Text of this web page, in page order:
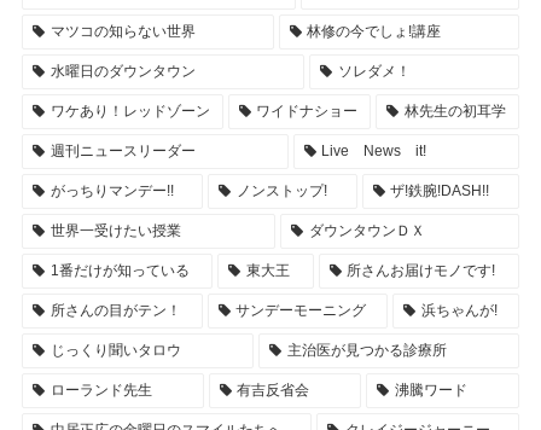
マツコの知らない世界 林修の今でしょ!講座
水曜日のダウンタウン ソレダメ！
ワケあり！レッドゾーン ワイドナショー 林先生の初耳学
週刊ニュースリーダー Live News it!
がっちりマンデー!! ノンストップ! ザ!鉄腕!DASH!!
世界一受けたい授業 ダウンタウンＤＸ
1番だけが知っている 東大王 所さんお届けモノです!
所さんの目がテン！ サンデーモーニング 浜ちゃんが!
じっくり聞いタロウ 主治医が見つかる診療所
ローランド先生 有吉反省会 沸騰ワード